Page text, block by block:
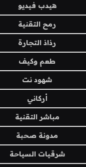
هيدب فيديو
رمح التقنية
رذاذ التجارة
طعم وكيف
شهود نت
أركاني
مباشر التقنية
مدونة صحبة
شرقيات السياحة